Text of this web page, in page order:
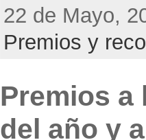
22 de Mayo,
Premios y
Premios a
del año y